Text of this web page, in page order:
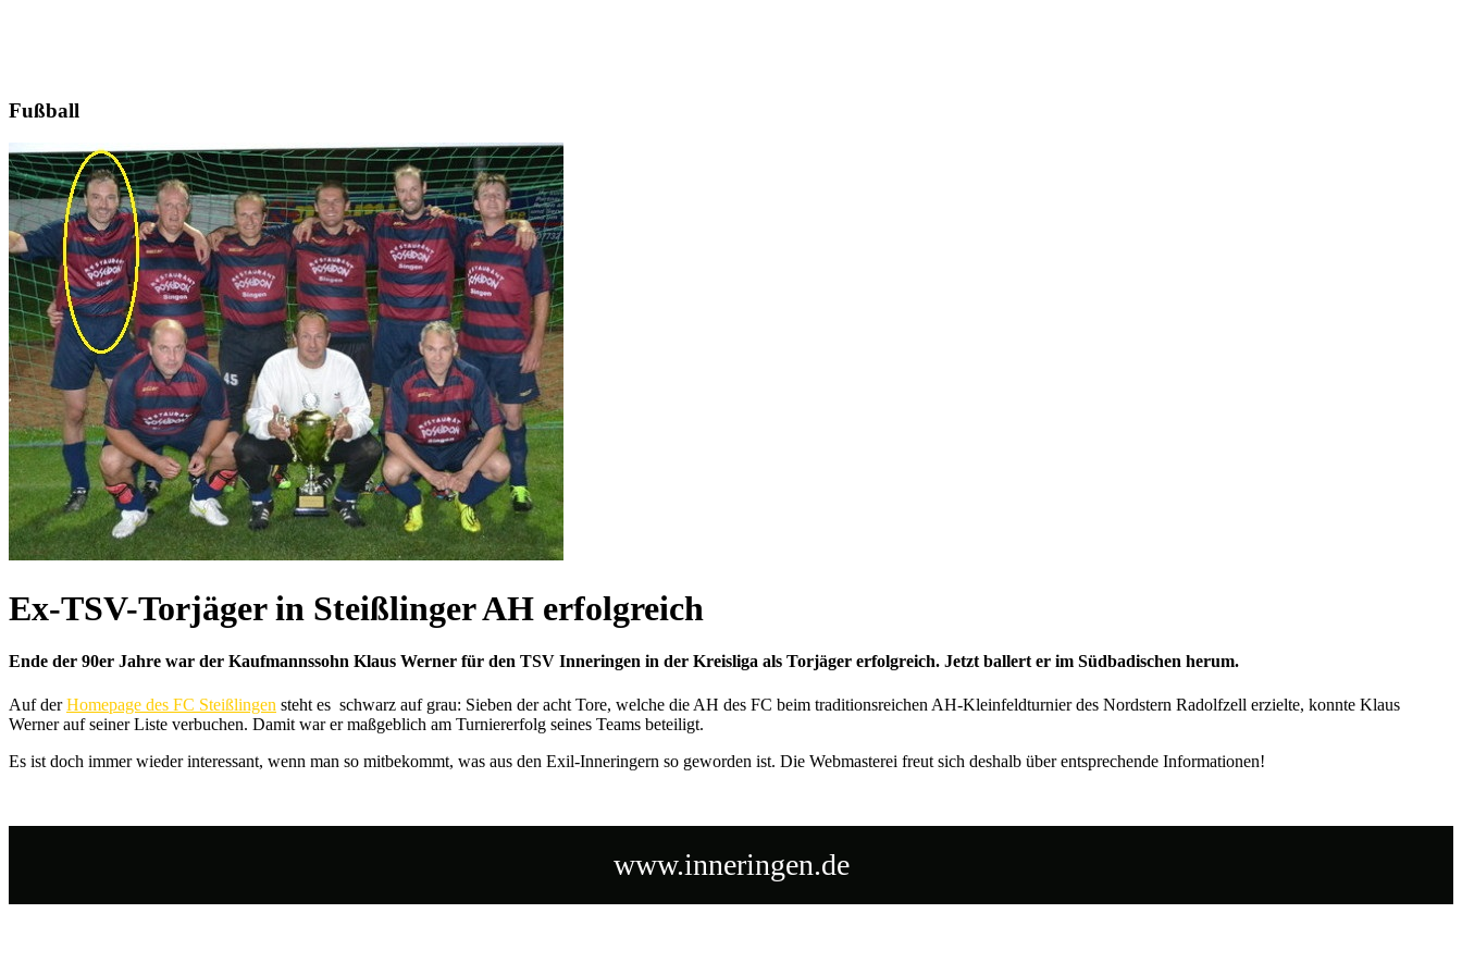
Fußball
Ex-TSV-Torjäger in Steißlinger AH erfolgreich
Ende der 90er Jahre war der Kaufmannssohn Klaus Werner für den TSV Inneringen in der Kreisliga als Torjäger erfolgreich. Jetzt ballert er im Südbadischen herum.
Auf derHomepage des FC Steißlingen steht es schwarz auf grau: Sieben der acht Tore, welche die AH des FC beim traditionsreichen AH-Kleinfeldturnier des Nordstern Radolfzell erzielte, konnte Klaus
Werner auf seiner Liste verbuchen. Damit war er maßgeblich am Turniererfolg seines Teams beteiligt.
Es ist doch immer wieder interessant, wenn man so mitbekommt, was aus den Exil-Inneringern so geworden ist. Die Webmasterei freut sich deshalb über entsprechende Informationen!
www.inneringen.de